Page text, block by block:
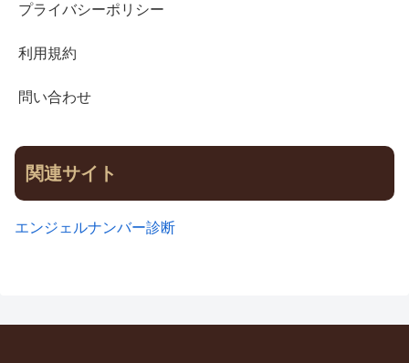
プライバシーポリシー
利用規約
問い合わせ
関連サイト
エンジェルナンバー診断